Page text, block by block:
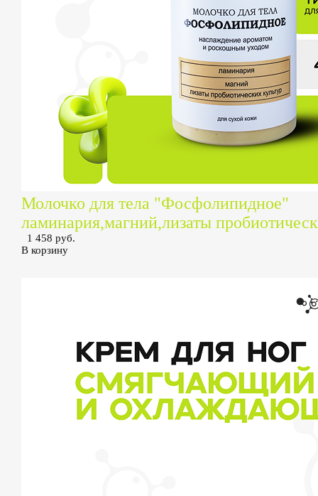
Молочко для тела "Фосфолипидное"
ламинария,магний,лизаты
1 458 руб.
В корзину